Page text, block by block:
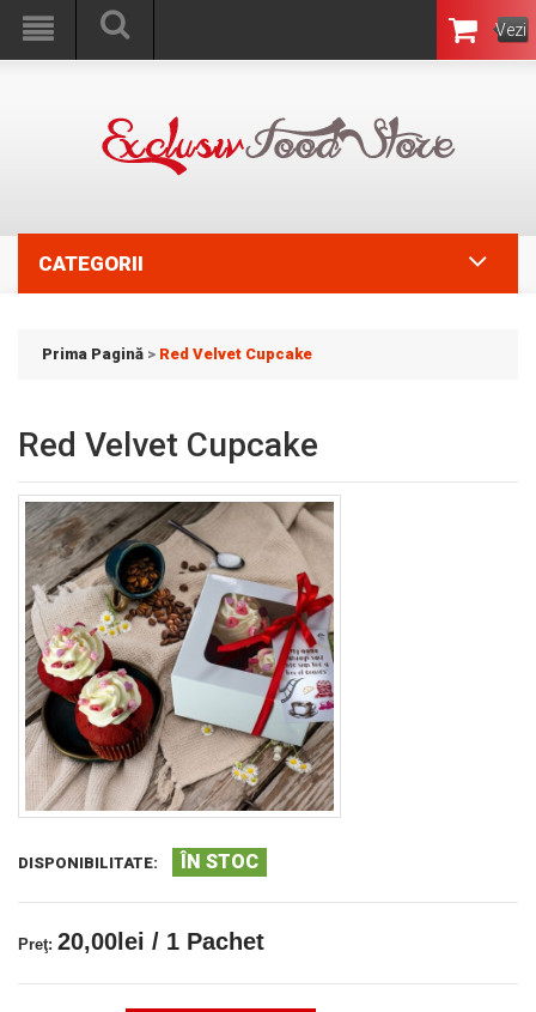
Vezi
Coşul
CATEGORII
Prima Pagină > Red Velvet Cupcake
Red Velvet Cupcake
DISPONIBILITATE: ÎN STOC
Preţ: 20,00lei / 1 Pachet